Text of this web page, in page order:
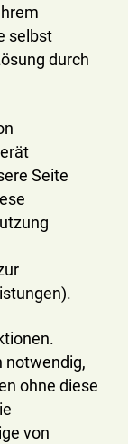
selbst
durch
Seite
notwendig,
ohne diese
von